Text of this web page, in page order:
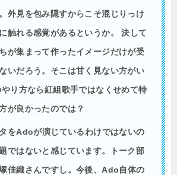
外見を包み隠すからこそ混じりっけ
触れる感覚があるというか。 決して
が集まって作ったイメージだけが受
いだろう。そこは甘く見ない方がい
り方なら紅組歌手ではなくせめて特
が良かったのでは？
をAdoが演じているわけではないの
ではないと感じています。トーク部
佳織さんですし。今後、Ado自体の